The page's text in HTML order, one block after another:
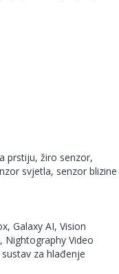
prstiju, žiro senzor,
svjetla, senzor blizine
Galaxy AI, Vision
Video
za hlađenje